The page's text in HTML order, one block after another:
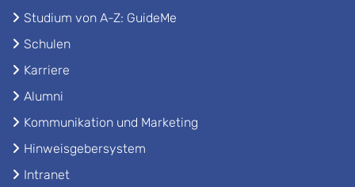
Studium von A-Z: GuideMe
Schulen
Karriere
Alumni
Kommunikation und Marketing
Hinweisgebersystem
Intranet